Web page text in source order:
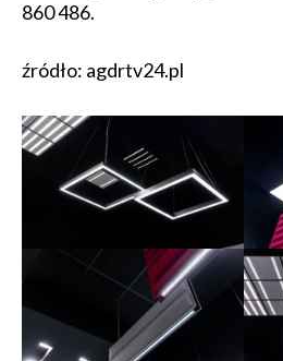
860 486.
źródło: agdrtv24.pl